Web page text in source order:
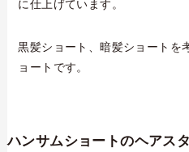
に仕上げています。
黒髪ショート、暗髪ショートを
ョートです。
ハンサムショートのヘアス